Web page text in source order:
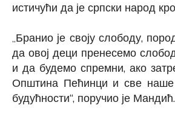
истичући да је српски народ
„Бранио је своју слободу,
да овој деци пренесемо
и да будемо спремни, ако
Општина Пећинци и све наше
будућности“, поручио је Мандић.